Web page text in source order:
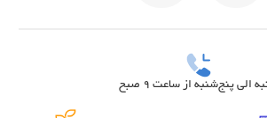
الی پنج‌شنبه از ساعت 9 صبح